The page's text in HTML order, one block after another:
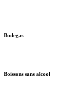
Bodegas
Boissons sans alcool